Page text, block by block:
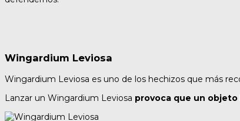
Wingardium Leviosa
Wingardium Leviosa es uno de los hechizos que más
Lanzar un Wingardium Leviosa provoca que un objeto